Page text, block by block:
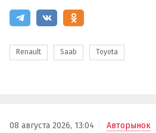
Renault Saab Toyota
08 августа 2026, 13:04 Авторынок